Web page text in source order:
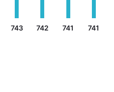
743 742 741 741